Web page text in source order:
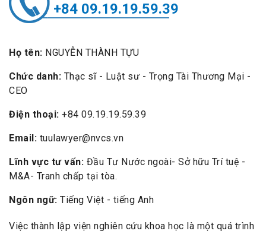
+84 09.19.19.59.39
Họ tên: NGUYỄN THÀNH TỰU
Chức danh: Thạc sĩ - Luật sư - Trọng Tài Thương Mại -
CEO
Điện thoại: +84 09.19.19.59.39
Email: tuulawyer@nvcs.vn
Lĩnh vực tư vấn: Đầu Tư Nước ngoài- Sở hữu Trí tuệ -
M&A- Tranh chấp tại tòa.
Ngôn ngữ: Tiếng Việt - tiếng Anh
Việc thành lập viện nghiên cứu khoa học là một quá trình